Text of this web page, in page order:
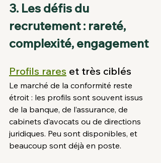
3. Les défis du
recrutement : rareté,
complexité, engagement
Profils rares et très ciblés
Le marché de la conformité reste
étroit : les profils sont souvent issus
de la banque, de l’assurance, de
cabinets d’avocats ou de directions
juridiques. Peu sont disponibles, et
beaucoup sont déjà en poste.